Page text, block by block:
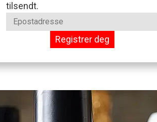
tilsendt.
Registrer deg